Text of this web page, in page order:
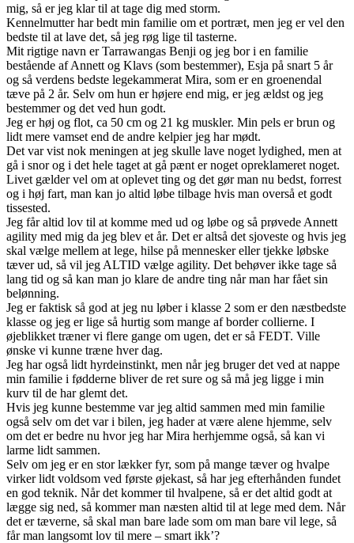
mig, så er jeg klar til at tage dig med storm.
Kennelmutter har bedt min familie om et portræt, men jeg er vel den
bedste til at lave det, så jeg røg lige til tasterne.
Mit rigtige navn er Tarrawangas Benji og jeg bor i en familie
bestående af Annett og Klavs (som bestemmer), Esja på snart 5 år
og så verdens bedste legekammerat Mira, som er en groenendal
tæve på 2 år. Selv om hun er højere end mig, er jeg ældst og jeg
bestemmer og det ved hun godt.
Jeg er høj og flot, ca 50 cm og 21 kg muskler. Min pels er brun og
lidt mere vamset end de andre kelpier jeg har mødt.
Det var vist nok meningen at jeg skulle lave noget lydighed, men at
gå i snor og i det hele taget at gå pænt er noget opreklameret noget.
Livet gælder vel om at oplevet ting og det gør man nu bedst, forrest
og i høj fart, man kan jo altid løbe tilbage hvis man overså et godt
tissested.
Jeg får altid lov til at komme med ud og løbe og så prøvede Annett
agility med mig da jeg blev et år. Det er altså det sjoveste og hvis jeg
skal vælge mellem at lege, hilse på mennesker eller tjekke løbske
tæver ud, så vil jeg ALTID vælge agility. Det behøver ikke tage så
lang tid og så kan man jo klare de andre ting når man har fået sin
belønning.
Jeg er faktisk så god at jeg nu løber i klasse 2 som er den næstbedste
klasse og jeg er lige så hurtig som mange af border collierne. I
øjeblikket træner vi flere gange om ugen, det er så FEDT. Ville
ønske vi kunne træne hver dag.
Jeg har også lidt hyrdeinstinkt, men når jeg bruger det ved at nappe
min familie i fødderne bliver de ret sure og så må jeg ligge i min
kurv til de har glemt det.
Hvis jeg kunne bestemme var jeg altid sammen med min familie
også selv om det var i bilen, jeg hader at være alene hjemme, selv
om det er bedre nu hvor jeg har Mira herhjemme også, så kan vi
larme lidt sammen.
Selv om jeg er en stor lækker fyr, som på mange tæver og hvalpe
virker lidt voldsom ved første øjekast, så har jeg efterhånden fundet
en god teknik. Når det kommer til hvalpene, så er det altid godt at
lægge sig ned, så kommer man næsten altid til at lege med dem. Når
det er tæverne, så skal man bare lade som om man bare vil lege, så
får man langsomt lov til mere – smart ikk’?